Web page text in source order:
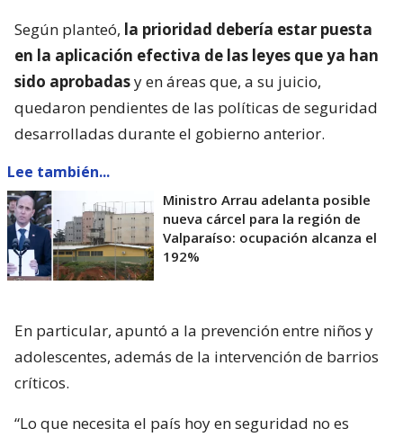
Según planteó, la prioridad debería estar puesta
en la aplicación efectiva de las leyes que ya han
sido aprobadasy en áreas que, a su juicio,
quedaron pendientes de las políticas de seguridad
desarrolladas durante el gobierno anterior.
Lee también...
Ministro Arrau adelanta posible
nueva cárcel para la región de
Valparaíso: ocupación alcanza el
192%
En particular, apuntó a la prevención entre niños y
adolescentes, además de la intervención de barrios
críticos.
“Lo que necesita el país hoy en seguridad no es